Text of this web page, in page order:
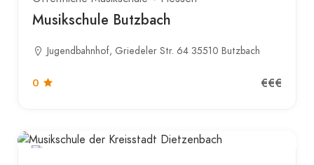
Musikschule Butzbach
Jugendbahnhof, Griedeler Str. 64 35510 Butzbach
0 €€€